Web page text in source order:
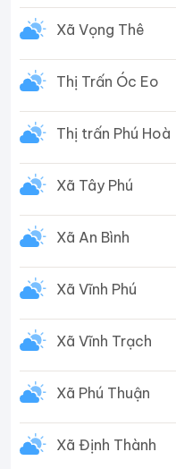
Xã Vọng Thê
Thị Trấn Óc Eo
Thị trấn Phú Hoà
Xã Tây Phú
Xã An Bình
Xã Vĩnh Phú
Xã Vĩnh Trạch
Xã Phú Thuận
Xã Định Thành